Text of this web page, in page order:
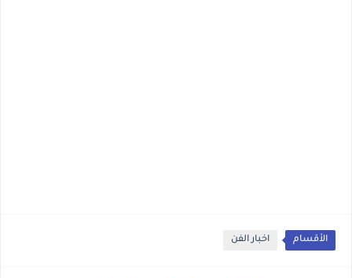
الأقسام اخبار الفن